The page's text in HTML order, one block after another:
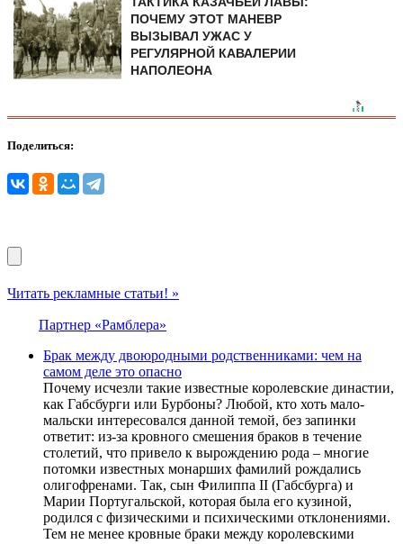
ПОЧЕМУ ЭТОТ МАНЕВР
ВЫЗЫВАЛ УЖАС У
РЕГУЛЯРНОЙ КАВАЛЕРИИ
НАПОЛЕОНА
Поделиться:
Читать рекламные статьи! »
Партнер «Рамблера»
Брак между двоюродными родственниками: чем на
самом деле это опасно
Почему исчезли такие известные королевские династии,
как Габсбурги или Бурбоны? Любой, кто хоть мало-
мальски интересовался данной темой, без запинки
ответит: из-за кровного смешения браков в течение
столетий, что привело к вырождению рода – многие
потомки известных монарших фамилий рождались
олигофренами. Так, сын Филиппа II (Габсбурга) и
Марии Португальской, которая была его кузиной,
родился с физическими и психическими отклонениями.
Тем не менее кровные браки между королевскими